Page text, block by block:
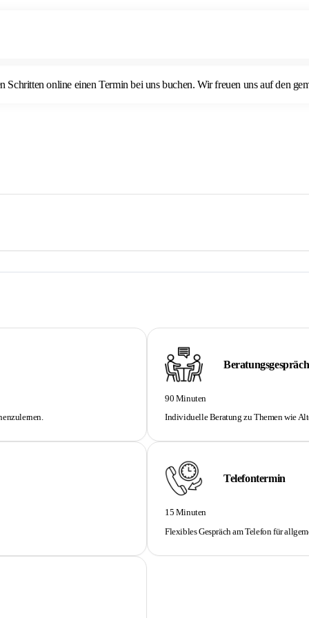
online einen Termin bei uns buchen. Wir freuen uns auf den
90 Minuten
Individuelle Beratung zu Themen wie
Telefontermin
15 Minuten
Flexibles Gespräch am Telefon für